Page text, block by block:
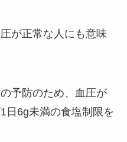
が正常な人にも意味
予防のため、血圧が
日6g未満の食塩制限を